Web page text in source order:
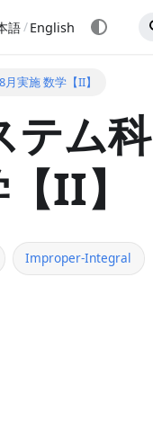
語/English
月実施 数学【II】
テム科
II】
Improper-Integral